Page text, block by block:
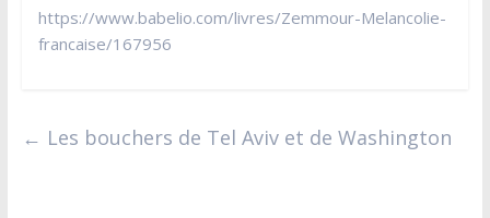
https://www.babelio.com/livres/Zemmour-Melancolie-
francaise/167956
← Les bouchers de Tel Aviv et de Washington